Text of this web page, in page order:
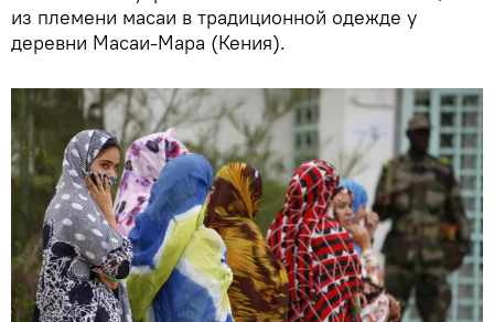
из племени масаи в традиционной одежде у
деревни Масаи-Мара (Кения).